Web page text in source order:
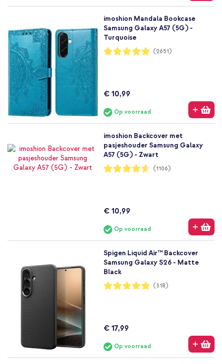
imoshion Mandala Bookcase
Samsung Galaxy A57 (5G) -
Turquoise
Waardering:
97%
(2651)
€ 10,99
Op voorraad
imoshion Backcover met
pasjeshouder Samsung Galaxy
A57 (5G) - Zwart
Waardering:
92%
(1106)
€ 10,99
Op voorraad
Spigen Liquid Air™ Backcover
Samsung Galaxy S26 - Matte
Black
Waardering:
97%
(318)
€ 17,99
Op voorraad